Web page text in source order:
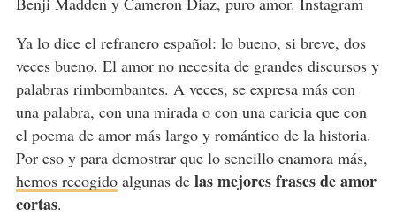
Ya lo dice el refranero español: lo bueno, si breve, dos
veces bueno. El amor no necesita de grandes discursos y
palabras rimbombantes. A veces, se expresa más con
una palabra, con una mirada o con una caricia que con
el poema de amor más largo y romántico de la historia.
Por eso y para demostrar que lo sencillo enamora más,
hemos recogidoalgunas de las mejores frases de amor
cortas.